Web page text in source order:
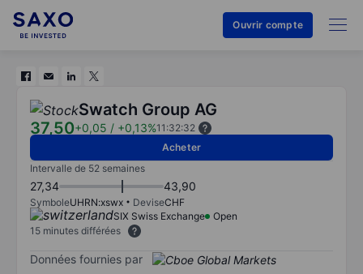
Ouvrir compte
Swatch Group AG
37,50+0,05 / +0,13%11:32:32
Acheter
Intervalle de 52 semaines
27,34 43,90
SymboleUHRN:xswx DeviseCHF
SIX Swiss Exchange
Open
15 minutes différées
Données fournies par